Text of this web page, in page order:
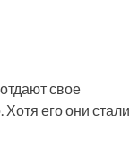
свое
его они стали